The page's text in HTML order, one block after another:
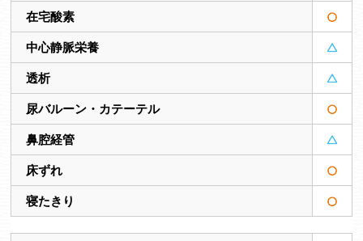
在宅酸素
中心静脈栄養
透析
尿バルーン・カテーテル
鼻腔経管
床ずれ
寝たきり